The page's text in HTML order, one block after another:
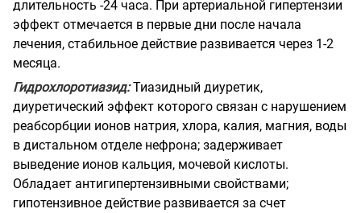
длительность -24 часа. При артериальной гипертензии
эффект отмечается в первые дни после начала
лечения, стабильное действие развивается через 1-2
месяца.
Гидрохлоротиазид:Тиазидный диуретик,
диуретический эффект которого связан с нарушением
реабсорбции ионов натрия, хлора, калия, магния, воды
в дистальном отделе нефрона; задерживает
выведение ионов кальция, мочевой кислоты.
Обладает антигипертензивными свойствами;
гипотензивное действие развивается за счет